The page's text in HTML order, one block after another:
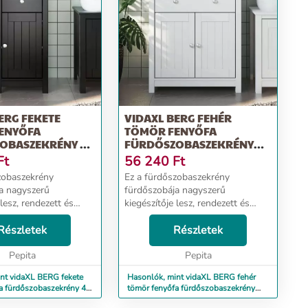
FEKETE
40
nagyszerű
rendezett és
neki! Tömör fenyőfa:
egy gyönyörű
anyag. A fenyőfa
Pepita
vidaXL BERG fekete
fürdőszobaszekrény 40
VIDAXL BERG FEHÉR
TÖMÖR FENYŐFA
FÜRDŐSZOBASZEKRÉNY
69,5 X 34 X 80 CM
56 240 Ft
Ez a fürdőszobaszekrény
fürdőszobája nagyszerű
kiegészítője lesz, rendezett és
lenyűgöző megjelenést
kölcsönözve neki! Tömör fenyőfa:
A tömör fenyőfa egy gyönyörű
természetes anyag. A fenyőfa
Részletek
Pepita
Hasonlók, mint vidaXL BERG fehér
tömör fenyőfa fürdőszobaszekrény
69,5 x 34 x 80 cm